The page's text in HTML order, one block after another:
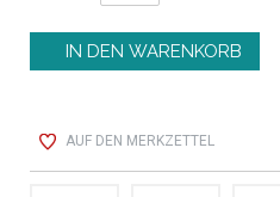
AUF DEN MERKZETTEL